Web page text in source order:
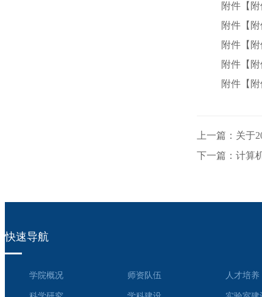
附件【
附件【
附件【
附件【
附件【
上一篇：关于
下一篇：计算
快速导航
学院概况 师资队伍 人才培养